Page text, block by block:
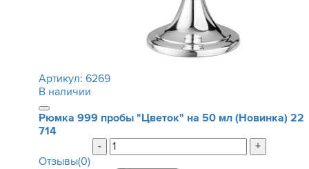
Артикул: 6269
В наличии
Рюмка 999 пробы "Цветок" на 50 мл (Новинка) 22
714
-
+
Отзывы(0)